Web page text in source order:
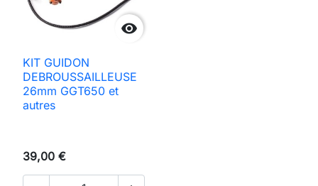

KIT GUIDON
DEBROUSSAILLEUSE
26mm GGT650 et
autres
39,00 €